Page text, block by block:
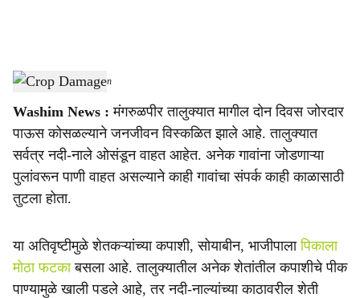
a
r
e
Crop Damage-Agrowon
Washim News : मंगरुळपीर तालुक्यात मागील दोन दिवस जोरदार
पाऊस कोसळल्याने जनजीवन विस्कळित झाले आहे. तालुक्यात
सर्वत्र नदी-नाले ओसंडून वाहत आहेत. अनेक गावांना जोडणाऱ्या
पुलांवरून पाणी वाहत असल्याने काही गावांचा संपर्क काही काळासाठी
तुटला होता.
या अतिवृष्टीमुळे शेतकऱ्यांच्या कपाशी, सोयाबीन, भाजीपालापिकाला
मोठा फटकाबसला आहे. तालुक्यातील अनेक शेतांतील कपाशीचे पीक
पाण्यामुळे खाली पडले आहे, तर नदी-नाल्यांच्या काठावरील शेती